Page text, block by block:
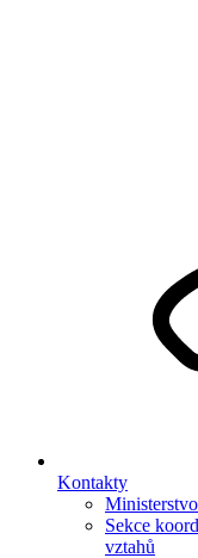
Kontakty
Sekce
vztahů